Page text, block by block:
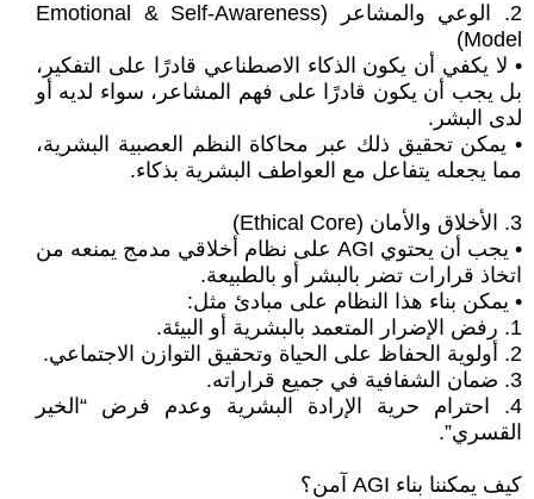
2. الوعي والمشاعر (Emotional & Self-Awareness
Model)
• لا يكفي أن يكون الذكاء الاصطناعي قادرًا على التفكير،
بل يجب أن يكون قادرًا على فهم المشاعر، سواء لديه أو
لدى البشر.
• يمكن تحقيق ذلك عبر محاكاة النظم العصبية البشرية،
مما يجعله يتفاعل مع العواطف البشرية بذكاء.
3. الأخلاق والأمان (Ethical Core)
• يجب أن يحتوي AGI على نظام أخلاقي مدمج يمنعه من
اتخاذ قرارات تضر بالبشر أو بالطبيعة.
• يمكن بناء هذا النظام على مبادئ مثل:
1. رفض الإضرار المتعمد بالبشرية أو البيئة.
2. أولوية الحفاظ على الحياة وتحقيق التوازن الاجتماعي.
3. ضمان الشفافية في جميع قراراته.
4. احترام حرية الإرادة البشرية وعدم فرض “الخير
القسري”.
كيف يمكننا بناء AGI آمن؟